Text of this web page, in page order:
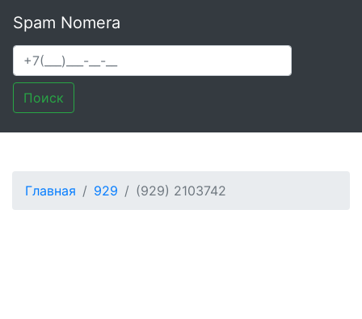
Spam Nomera
Поиск
Главная 929 (929) 2103742